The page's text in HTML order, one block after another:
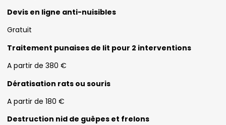
Devis en ligne anti-nuisibles
Gratuit
Traitement punaises de lit pour 2 interventions
A partir de 380 €
Dératisation rats ou souris
A partir de 180 €
Destruction nid de guêpes et frelons